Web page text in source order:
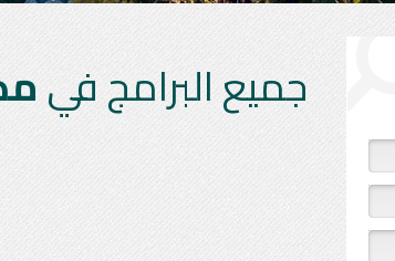
جميع البرامج في